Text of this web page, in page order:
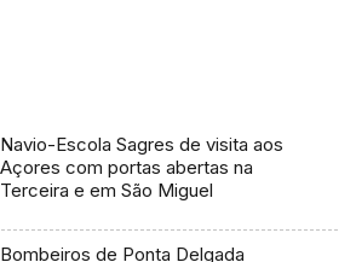
Navio-Escola Sagres de visita aos
Açores com portas abertas na
Terceira e em São Miguel
Bombeiros de Ponta Delgada